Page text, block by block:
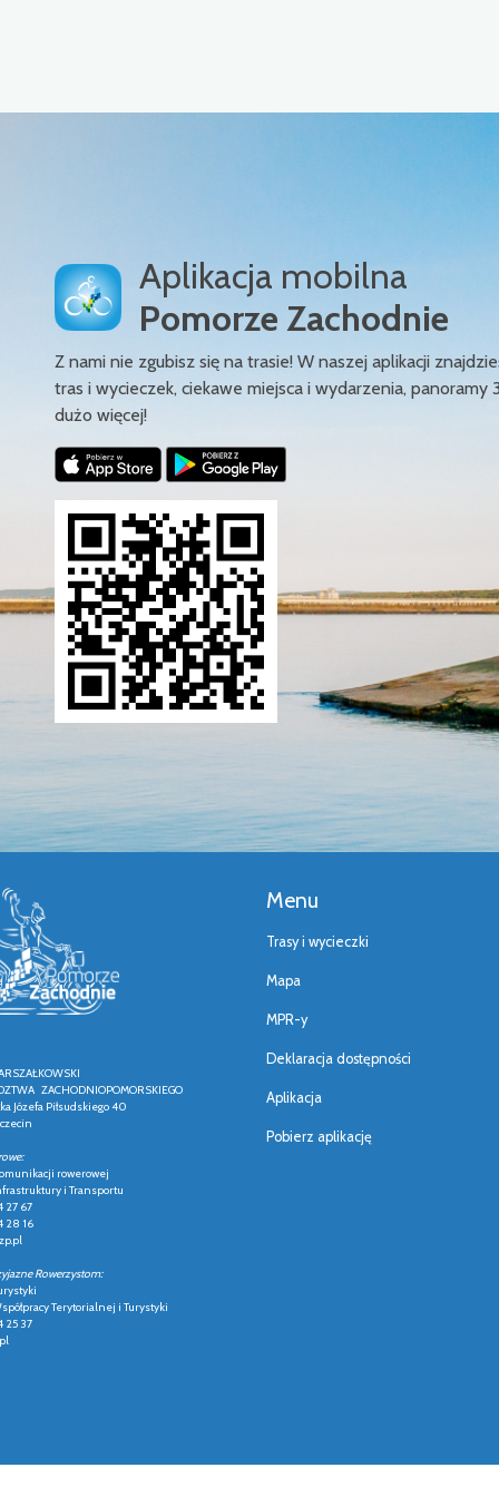
Aplikacja mobilna
Pomorze Zachodnie
Z nami nie zgubisz się na trasie! W naszej aplikacji
tras i wycieczek, ciekawe miejsca i wydarzenia, panoramy
dużo więcej!
ZACHODNIOPOMORSKIEGO
Józefa Piłsudskiego 40
rowerowej
i Transportu
27 67
28 16
Rowerzystom:
Terytorialnej i Turystyki
25 37
Menu
Trasy i wycieczki
Mapa
MPR-y
Deklaracja dostępności
Aplikacja
Pobierz aplikację